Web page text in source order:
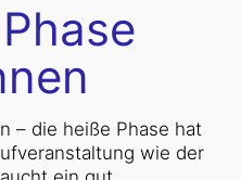
– die heiße Phase hat
wie der